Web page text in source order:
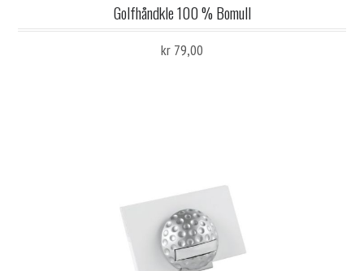
Golfhåndkle 100 % Bomull
kr 79,00